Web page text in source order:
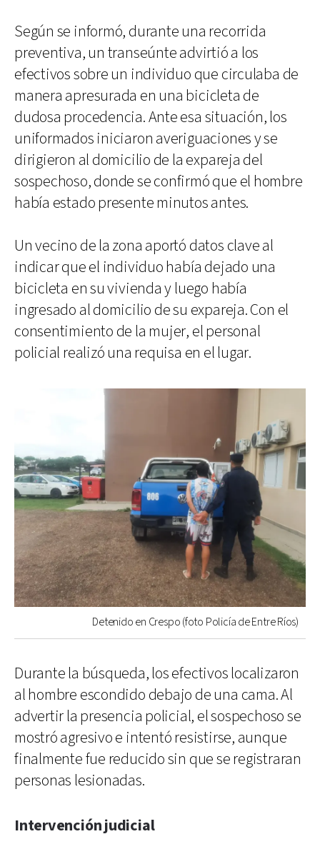
Según se informó, durante una recorrida
preventiva, un transeúnte advirtió a los
efectivos sobre un individuo que circulaba de
manera apresurada en una bicicleta de
dudosa procedencia. Ante esa situación, los
uniformados iniciaron averiguaciones y se
dirigieron al domicilio de la expareja del
sospechoso, donde se confirmó que el hombre
había estado presente minutos antes.
Un vecino de la zona aportó datos clave al
indicar que el individuo había dejado una
bicicleta en su vivienda y luego había
ingresado al domicilio de su expareja. Con el
consentimiento de la mujer, el personal
policial realizó una requisa en el lugar.
Detenido en Crespo (foto Policía de Entre Ríos)
Durante la búsqueda, los efectivos localizaron
al hombre escondido debajo de una cama. Al
advertir la presencia policial, el sospechoso se
mostró agresivo e intentó resistirse, aunque
finalmente fue reducido sin que se registraran
personas lesionadas.
Intervención judicial